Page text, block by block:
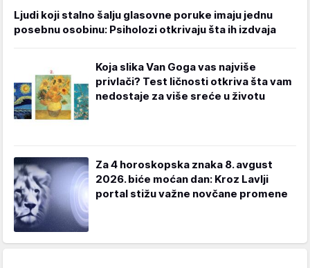
Ljudi koji stalno šalju glasovne poruke imaju jednu
posebnu osobinu: Psiholozi otkrivaju šta ih izdvaja
Koja slika Van Goga vas najviše
privlači? Test ličnosti otkriva šta vam
nedostaje za više sreće u životu
Za 4 horoskopska znaka 8. avgust
2026. biće moćan dan: Kroz Lavlji
portal stižu važne novčane promene